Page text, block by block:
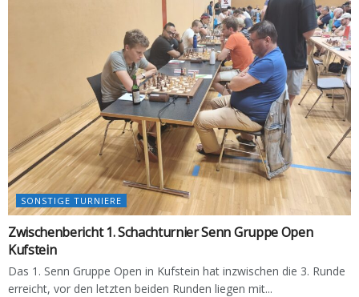
SONSTIGE TURNIERE
Zwischenbericht 1. Schachturnier Senn Gruppe Open
Kufstein
Das 1. Senn Gruppe Open in Kufstein hat inzwischen die 3. Runde
erreicht, vor den letzten beiden Runden liegen mit...